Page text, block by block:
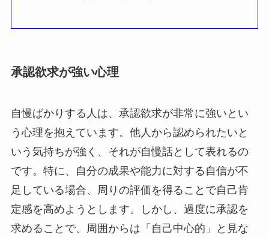
承認欲求が強い心理
自慢ばかりする人は、承認欲求が非常に強いとい
う心理を抱えています。他人から認められたいと
いう気持ちが強く、それが自慢話として表れるの
です。特に、自分の成果や能力に対する自信が不
足している場合、周りの評価を得ることで自己肯
定感を高めようとします。しかし、過度に承認を
求めることで、周囲からは「自己中心的」と見な